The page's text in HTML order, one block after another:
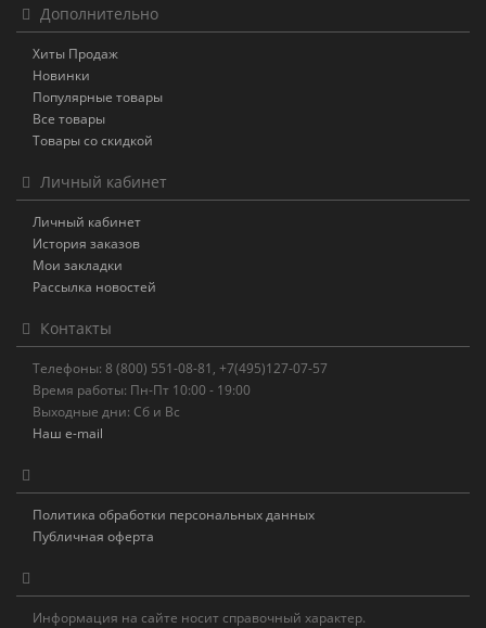
Дополнительно
Хиты Продаж
Новинки
Популярные товары
Все товары
Товары со скидкой
Личный кабинет
Личный кабинет
История заказов
Мои закладки
Рассылка новостей
Контакты
Телефоны: 8 (800) 551-08-81, +7(495)127-07-57
Время работы: Пн-Пт 10:00 - 19:00
Выходные дни: Сб и Вс
Наш e-mail
Политика обработки персональных данных
Публичная оферта
Информация на сайте носит справочный характер.